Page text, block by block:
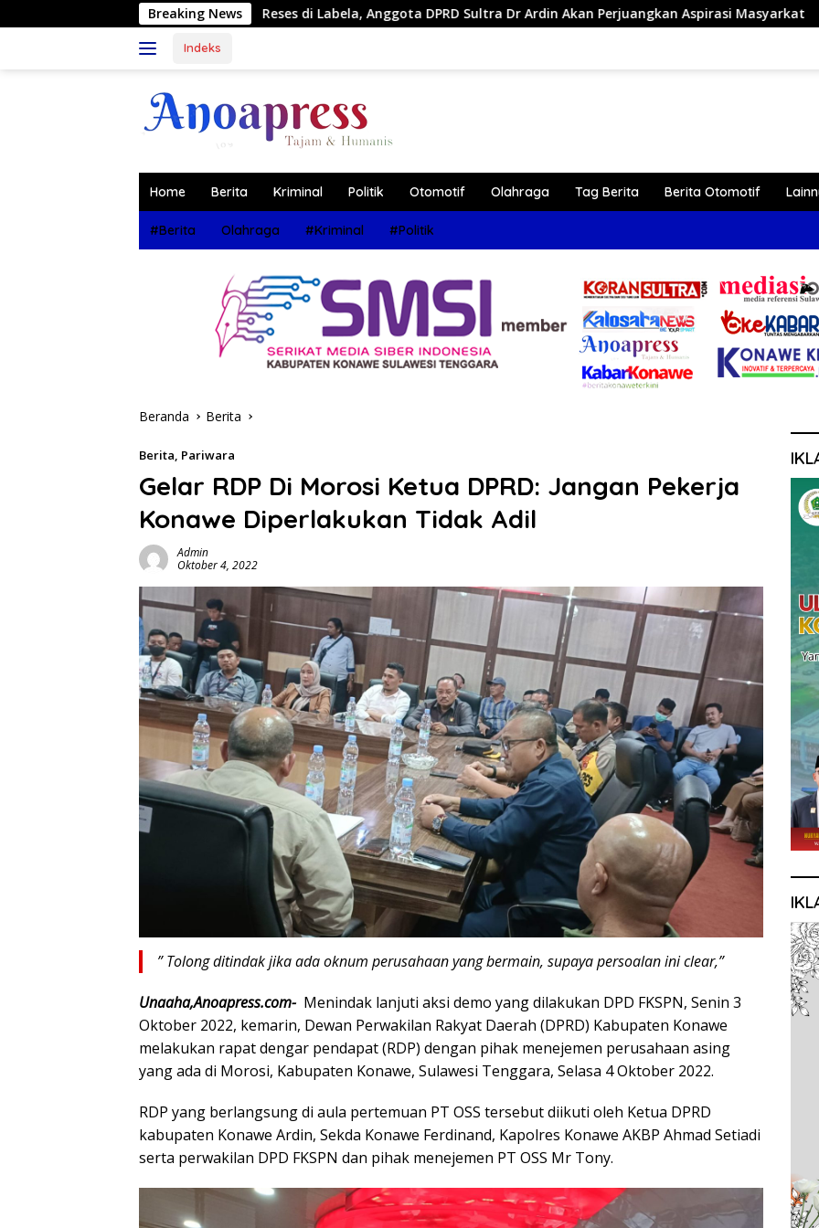
ke
Breaking News
Reses di Labela, Anggota DPRD Sultra Dr Ardin Akan Perjuangkan Aspirasi Masyarkat Reses di Lambangi,
Indeks
Home Berita Kriminal Politik Otomotif Olahraga Tag Berita Berita Otomotif
#Berita Olahraga #Kriminal #Politik
Beranda Berita
Berita, Pariwara
Gelar RDP Di Morosi Ketua DPRD: Jangan Pekerja
Konawe Diperlakukan Tidak Adil
Admin
Oktober 4, 2022
” Tolong ditindak jika ada oknum perusahaan yang bermain, supaya persoalan ini clear,”
Unaaha,Anoapress.com- Menindak lanjuti aksi demo yang dilakukan DPD FKSPN, Senin 3
Oktober 2022, kemarin, Dewan Perwakilan Rakyat Daerah (DPRD) Kabupaten Konawe
melakukan rapat dengar pendapat (RDP) dengan pihak menejemen perusahaan asing
yang ada di Morosi, Kabupaten Konawe, Sulawesi Tenggara, Selasa 4 Oktober 2022.
RDP yang berlangsung di aula pertemuan PT OSS tersebut diikuti oleh Ketua DPRD
kabupaten Konawe Ardin, Sekda Konawe Ferdinand, Kapolres Konawe AKBP Ahmad Setiadi
serta perwakilan DPD FKSPN dan pihak menejemen PT OSS Mr Tony.